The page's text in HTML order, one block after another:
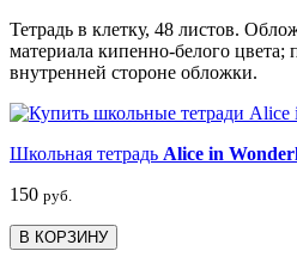
Тетрадь в клетку, 48 листов.
материала кипенно-белого цвета;
внутренней стороне обложки.
Школьная тетрадь Alice in
150 руб.
В КОРЗИНУ